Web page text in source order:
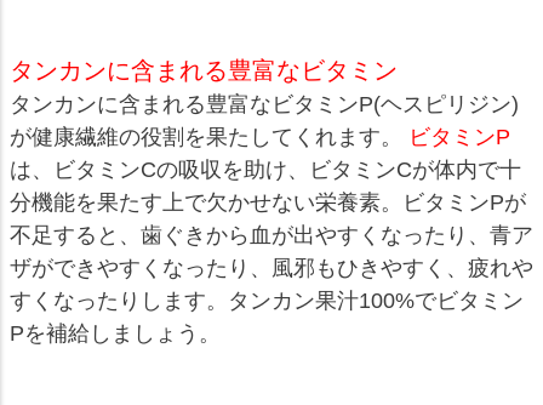
タンカンに含まれる豊富なビタミン
タンカンに含まれる豊富なビタミンP(ヘスピリジン)
が健康繊維の役割を果たしてくれます。
ビタミンP
は、ビタミンCの吸収を助け、ビタミンCが体内で十
分機能を果たす上で欠かせない栄養素。ビタミンPが
不足すると、歯ぐきから血が出やすくなったり、青ア
ザができやすくなったり、風邪もひきやすく、疲れや
すくなったりします。タンカン果汁100%でビタミン
Pを補給しましょう。